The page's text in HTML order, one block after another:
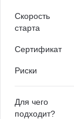
Скорость
старта
Сертификат
Риски
Для чего
подходит?